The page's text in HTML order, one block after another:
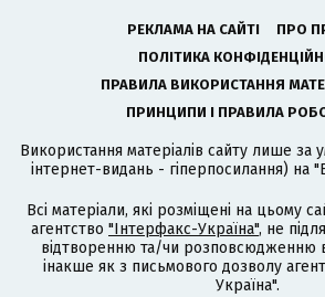
РЕКЛАМА НА САЙТІ
ПРО
ПОЛІТИКА
ПРАВИЛА ВИКОРИСТАННЯ
ПРИНЦИПИ І ПРАВИЛА
Використання матеріалів сайту лише за
інтернет-видань - гіперпосилання) на
Всі матеріали, які розміщені на цьому
агентство "Інтерфакс-Україна", не
відтворенню та/чи розповсюдженню
інакше як з письмового дозволу
Україна".